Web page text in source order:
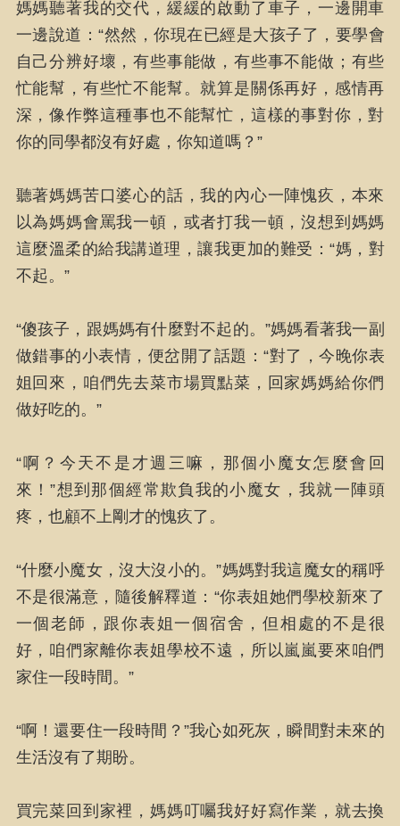
媽媽聽著我的交代，緩緩的啟動了車子，一邊開車
一邊說道：“然然，你現在已經是大孩子了，要學會
自己分辨好壞，有些事能做，有些事不能做；有些
忙能幫，有些忙不能幫。就算是關係再好，感情再
深，像作弊這種事也不能幫忙，這樣的事對你，對
你的同學都沒有好處，你知道嗎？”
聽著媽媽苦口婆心的話，我的內心一陣愧疚，本來
以為媽媽會罵我一頓，或者打我一頓，沒想到媽媽
這麼溫柔的給我講道理，讓我更加的難受：“媽，對
不起。”
“傻孩子，跟媽媽有什麼對不起的。”媽媽看著我一副
做錯事的小表情，便岔開了話題：“對了，今晚你表
姐回來，咱們先去菜市場買點菜，回家媽媽給你們
做好吃的。”
“啊？今天不是才週三嘛，那個小魔女怎麼會回
來！”想到那個經常欺負我的小魔女，我就一陣頭
疼，也顧不上剛才的愧疚了。
“什麼小魔女，沒大沒小的。”媽媽對我這魔女的稱呼
不是很滿意，隨後解釋道：“你表姐她們學校新來了
一個老師，跟你表姐一個宿舍，但相處的不是很
好，咱們家離你表姐學校不遠，所以嵐嵐要來咱們
家住一段時間。”
“啊！還要住一段時間？”我心如死灰，瞬間對未來的
生活沒有了期盼。
買完菜回到家裡，媽媽叮囑我好好寫作業，就去換